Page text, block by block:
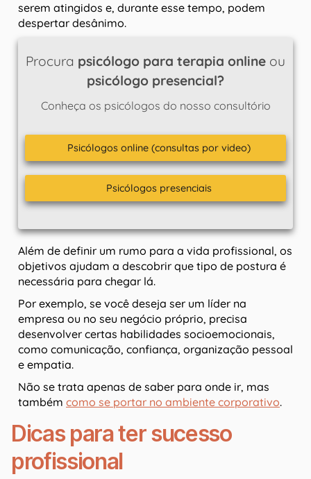
serem atingidos e, durante esse tempo, podem
despertar desânimo.
Procura psicólogo para terapia online ou
psicólogo presencial?
Conheça os psicólogos do nosso consultório
Psicólogos online (consultas por video)
Psicólogos presenciais
Além de definir um rumo para a vida profissional, os
objetivos ajudam a descobrir que tipo de postura é
necessária para chegar lá.
Por exemplo, se você deseja ser um líder na
empresa ou no seu negócio próprio, precisa
desenvolver certas habilidades socioemocionais,
como comunicação, confiança, organização pessoal
e empatia.
Não se trata apenas de saber para onde ir, mas
também como se portar no ambiente corporativo.
Dicas para ter sucesso
profissional